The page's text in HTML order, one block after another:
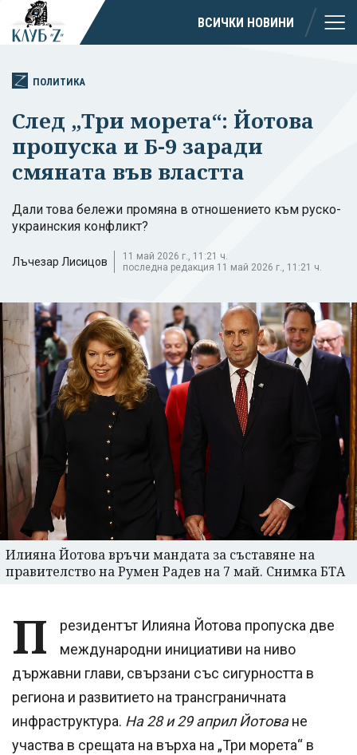
ВСИЧКИ НОВИНИ
ПОЛИТИКА
След „Три морета“: Йотова
пропуска и Б-9 заради
смяната във властта
Дали това бележи промяна в отношението към руско-
украинския конфликт?
Лъчезар Лисицов
11 май 2026 г., 11:21 ч.
последна редакция 11 май 2026 г., 11:21 ч.
Илияна Йотова връчи мандата за съставяне на
правителство на Румен Радев на 7 май. Снимка БТА
П
резидентът Илияна Йотова пропуска две
международни инициативи на ниво
държавни глави, свързани със сигурността в
региона и развитието на трансграничната
инфраструктура. На 28 и 29 април Йотоване
участва в срещата на върха на „Три морета“ в